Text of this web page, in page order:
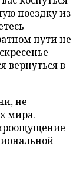
поездку из
пути не
в
не
мира.